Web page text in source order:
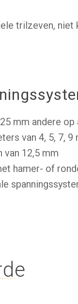
trilzeven, niet
mm andere op
van 4, 5, 7, 9
van 12,5 mm
hamer- of